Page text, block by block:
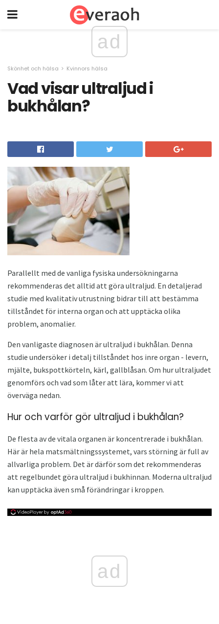
ad
Skönhet och hälsa Kvinnors hälsa
Vad visar ultraljud i
bukhålan?
Parallellt med de vanliga fysiska undersökningarna
rekommenderas det alltid att göra ultraljud. En detaljerad
studie med kvalitativ utrustning bidrar till att bestämma
tillståndet för interna organ och att upptäcka olika
problem, anomalier.
Den vanligaste diagnosen är ultraljud i bukhålan. Denna
studie undersöker i detalj tillståndet hos inre organ - levern,
mjälte, bukspottkörteln, kärl, gallblåsan. Om hur ultraljudet
genomförs och vad som låter att lära, kommer vi att
överväga nedan.
Hur och varför gör ultraljud i bukhålan?
De flesta av de vitala organen är koncentrerade i bukhålan.
Här är hela matsmältningssystemet, vars störning är full av
allvarliga problem. Det är därför som det rekommenderas
att regelbundet göra ultraljud i bukhinnan. Moderna ultraljud
kan upptäcka även små förändringar i kroppen.
ad